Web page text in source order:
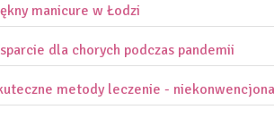
manicure w Łodzi
dla chorych podczas pandemii
metody leczenie -